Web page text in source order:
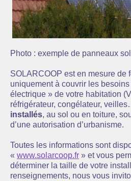
Photo : exemple de panneaux
SOLARCOOP est en mesure de
uniquement à couvrir les
électrique » de votre habitation
réfrigérateur, congélateur,
installés, au sol ou en toiture,
d’une autorisation d’urbanisme.
Toutes les informations sont
« www.solarcoop.fr » et vous
déterminer la taille de votre
renseignements, nous vous